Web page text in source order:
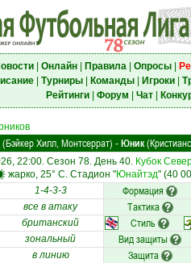
| Онлайн| Правила| Опросы|
| Турниры| Команды| Игроки|
Рейтинги| Форум Чат|
(Бэйкер Хилл, Монтсеррат) - Юник
22:00. Сезон 78. День 40. Кубок
жарко, 25° C. Стадион "Юнайтэд" (40
1-4-3-3 Формация
все в атаку Тактика
британский Стиль
зональный Вид защиты
в линию Защита